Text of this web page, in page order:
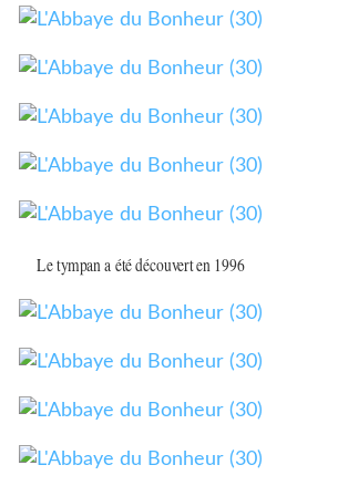
Le tympan a été découvert en 1996